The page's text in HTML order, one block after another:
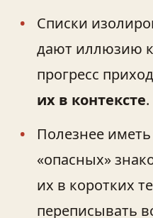
Списки
дают иллюзию
прогресс
их в контексте.
Полезнее
«опасных»
их в коротких
переписывать